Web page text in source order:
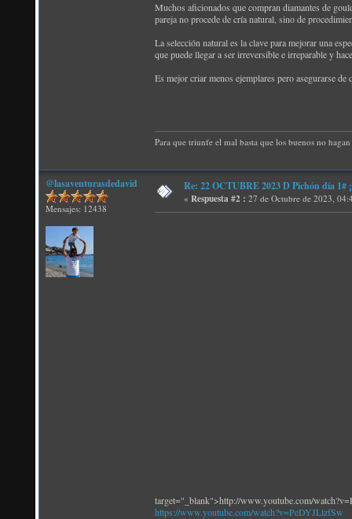
Muchos aficionados que compran diamantes de
pareja no procede de cría natural, sino de
La selección natural es la clave para mejorar una
que puede llegar a ser irreversible e irreparable y
Es mejor criar menos ejemplares pero asegurarse
Para que triunfe el mal basta que los buenos no
@lasaventurasdedavid
Mensajes: 12438
Re: 22 OCTUBRE 2023 D Pichón día
« Respuesta #2 : 27 de Octubre de 2023,
target="_blank">http://www.youtube.com/
https://www.youtube.com/watch?v=PeDYJLlzfSw